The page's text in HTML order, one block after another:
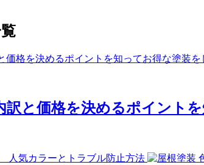
と価格を決めるポイント